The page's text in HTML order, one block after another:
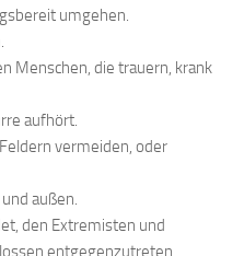
umgehen.
Menschen, die trauern, krank
aufhört.
vermeiden, oder
außen.
den Extremisten und
entgegenzutreten.